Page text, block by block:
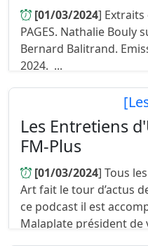
[01/03/2024] Extraits
PAGES. Nathalie Bouly
Bernard Balitrand.
2024. ...
Les Entretiens
FM-Plus
[01/03/2024] Tous
Art fait le tour d’actus
ce podcast il est
Malaplate président de